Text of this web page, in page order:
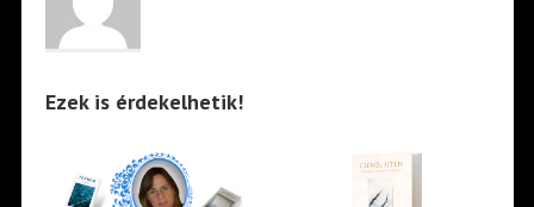
Ezek is érdekelhetik!